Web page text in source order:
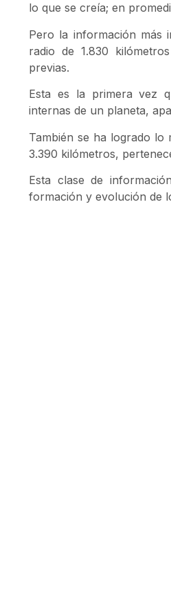
lo que se creía; en
Pero la información más
radio de 1.830
previas.
Esta es la primera vez
internas de un planeta,
También se ha logrado
3.390 kilómetros,
Esta clase de
formación y evolución de